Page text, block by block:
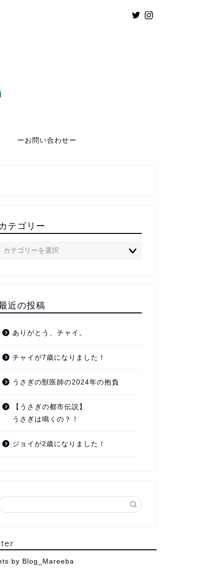
ーお問い合わせー
カテゴリー
近の投稿
ありがとう、チャイ。
チャイが7歳になりました！
うさぎの獣医師の2024年の抱負
【うさぎの都市伝説】
うさぎは鳴くの？！
ジョイが2歳になりました！
by Blog_Mareeba